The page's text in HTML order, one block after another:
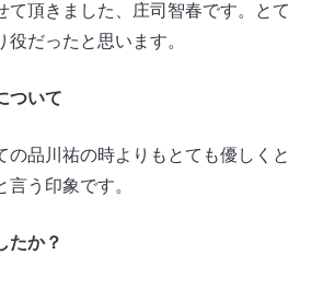
て頂きました、庄司智春です。とて
だったと思います。
ついて
の品川祐の時よりもとても優しくと
う印象です。
か？